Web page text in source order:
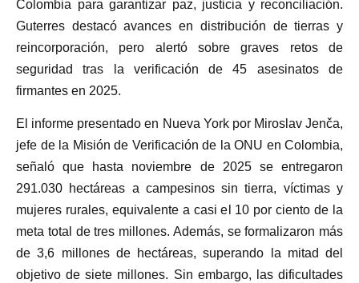
Colombia para garantizar paz, justicia y reconciliación.
Guterres destacó avances en distribución de tierras y
reincorporación, pero alertó sobre graves retos de
seguridad tras la verificación de 45 asesinatos de
firmantes en 2025.
El informe presentado en Nueva York por Miroslav Jenča,
jefe de la Misión de Verificación de la ONU en Colombia,
señaló que hasta noviembre de 2025 se entregaron
291.030 hectáreas a campesinos sin tierra, víctimas y
mujeres rurales, equivalente a casi el 10 por ciento de la
meta total de tres millones. Además, se formalizaron más
de 3,6 millones de hectáreas, superando la mitad del
objetivo de siete millones. Sin embargo, las dificultades